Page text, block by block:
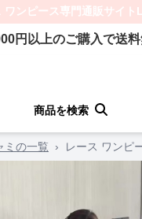
ワンピース専門通販サイト
円以上のご購入で送
商品を検索
ミの一覧 › レース ワンピ